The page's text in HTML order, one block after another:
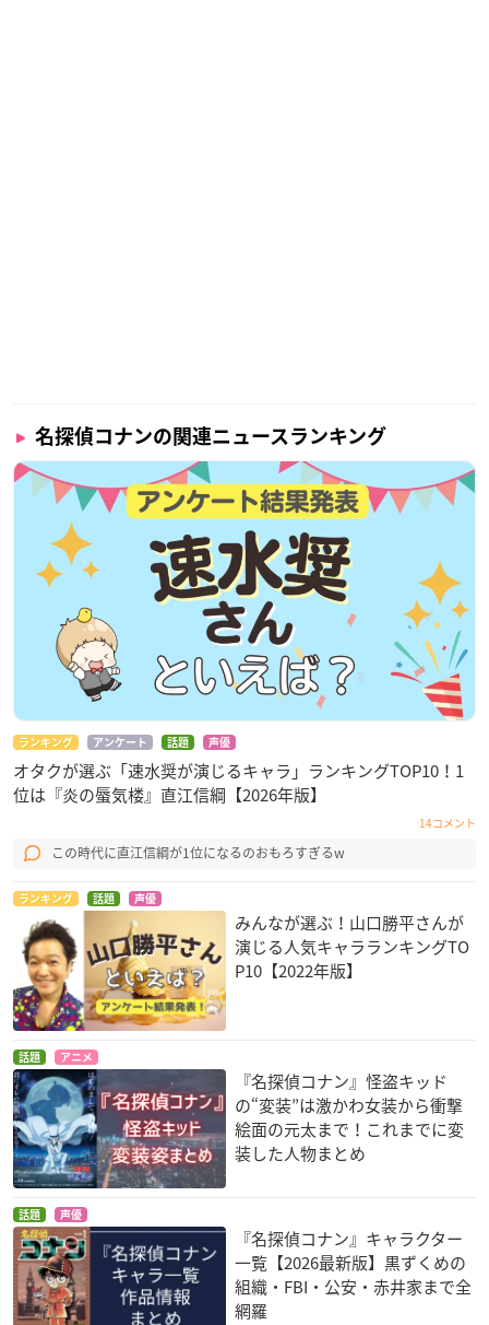
名探偵コナンの関連ニュースランキング
ランキング アンケート 話題 声優
オタクが選ぶ「速水奨が演じるキャラ」ランキングTOP10！1
位は『炎の蜃気楼』直江信綱【2026年版】
14コメント
この時代に直江信綱が1位になるのおもろすぎるw
ランキング 話題 声優
みんなが選ぶ！山口勝平さんが
演じる人気キャラランキングTO
P10【2022年版】
話題 アニメ
『名探偵コナン』怪盗キッド
の“変装”は激かわ女装から衝撃
絵面の元太まで！これまでに変
装した人物まとめ
話題 声優
『名探偵コナン』キャラクター
一覧【2026最新版】黒ずくめの
組織・FBI・公安・赤井家まで全
網羅